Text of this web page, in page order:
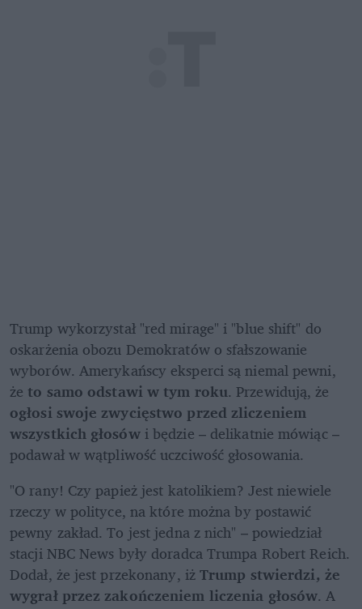
Trump wykorzystał "red mirage" i "blue shift" do
oskarżenia obozu Demokratów o sfałszowanie
wyborów. Amerykańscy eksperci są niemal pewni,
że to samo odstawi w tym roku
ogłosi swoje zwycięstwo przed zliczeniem
wszystkich głosów i będzie – delikatnie mówiąc –
podawał w wątpliwość uczciwość głosowania.
"O rany! Czy papież jest katolikiem? Jest niewiele
rzeczy w polityce, na które można by postawić
pewny zakład. To jest jedna z nich" – powiedział
stacji NBC News były doradca Trumpa Robert Reich.
Dodał, że jest przekonany, iż Trump stwierdzi, że
wygrał przez zakończeniem liczenia głosów. A